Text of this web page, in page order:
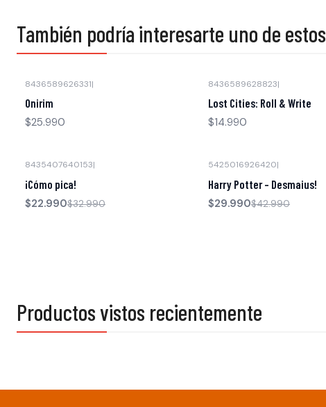
También podría interesarte uno de estos
8436589626331|
Onirim
$25.990
8436589628823|
Lost Cities: Roll & Write
$14.990
8435407640153|
¡Cómo pica!
$22.990$32.990
5425016926420|
Harry Potter – Desmaius!
$29.990$42.990
Productos vistos recientemente